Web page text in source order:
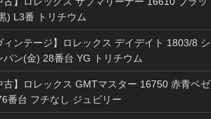
) L3番 トリチウム
ィンテージ】ロレックス デイデイト 1803/8 シ
パン(金) 28番台 YG トリチウム
古】ロレックス GMTマスター 16750 赤青ベゼ
番台 フチなし ジュビリー